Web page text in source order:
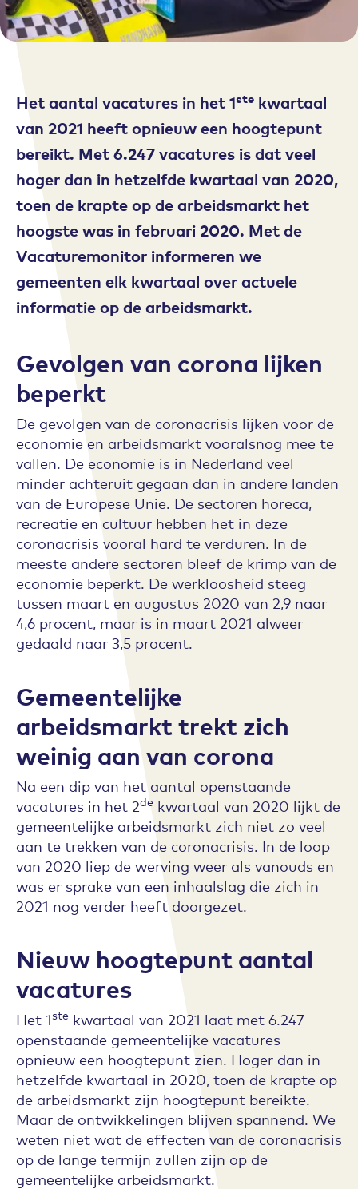
Het aantal vacatures in het 1ste kwartaal
van 2021 heeft opnieuw een hoogtepunt
bereikt. Met 6.247 vacatures is dat veel
hoger dan in hetzelfde kwartaal van 2020,
toen de krapte op de arbeidsmarkt het
hoogste was in februari 2020. Met de
Vacaturemonitor informeren we
gemeenten elk kwartaal over actuele
informatie op de arbeidsmarkt.
Gevolgen van corona lijken
beperkt
De gevolgen van de coronacrisis lijken voor de
economie en arbeidsmarkt vooralsnog mee te
vallen. De economie is in Nederland veel
minder achteruit gegaan dan in andere landen
van de Europese Unie. De sectoren horeca,
recreatie en cultuur hebben het in deze
coronacrisis vooral hard te verduren. In de
meeste andere sectoren bleef de krimp van de
economie beperkt. De werkloosheid steeg
tussen maart en augustus 2020 van 2,9 naar
4,6 procent, maar is in maart 2021 alweer
gedaald naar 3,5 procent.
Gemeentelijke
arbeidsmarkt trekt zich
weinig aan van corona
Na een dip van het aantal openstaande
vacatures in het 2de kwartaal van 2020 lijkt de
gemeentelijke arbeidsmarkt zich niet zo veel
aan te trekken van de coronacrisis. In de loop
van 2020 liep de werving weer als vanouds en
was er sprake van een inhaalslag die zich in
2021 nog verder heeft doorgezet.
Nieuw hoogtepunt aantal
vacatures
Het 1ste kwartaal van 2021 laat met 6.247
openstaande gemeentelijke vacatures
opnieuw een hoogtepunt zien. Hoger dan in
hetzelfde kwartaal in 2020, toen de krapte op
de arbeidsmarkt zijn hoogtepunt bereikte.
Maar de ontwikkelingen blijven spannend. We
weten niet wat de effecten van de coronacrisis
op de lange termijn zullen zijn op de
gemeentelijke arbeidsmarkt.